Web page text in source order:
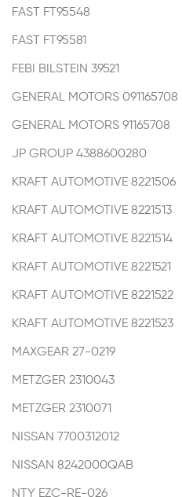
FAST FT95548
FAST FT95581
FEBI BILSTEIN 39521
GENERAL MOTORS 091165708
GENERAL MOTORS 91165708
JP GROUP 4388600280
KRAFT AUTOMOTIVE 8221506
KRAFT AUTOMOTIVE 8221513
KRAFT AUTOMOTIVE 8221514
KRAFT AUTOMOTIVE 8221521
KRAFT AUTOMOTIVE 8221522
KRAFT AUTOMOTIVE 8221523
MAXGEAR 27-0219
METZGER 2310043
METZGER 2310071
NISSAN 7700312012
NISSAN 8242000QAB
NTY EZC-RE-026